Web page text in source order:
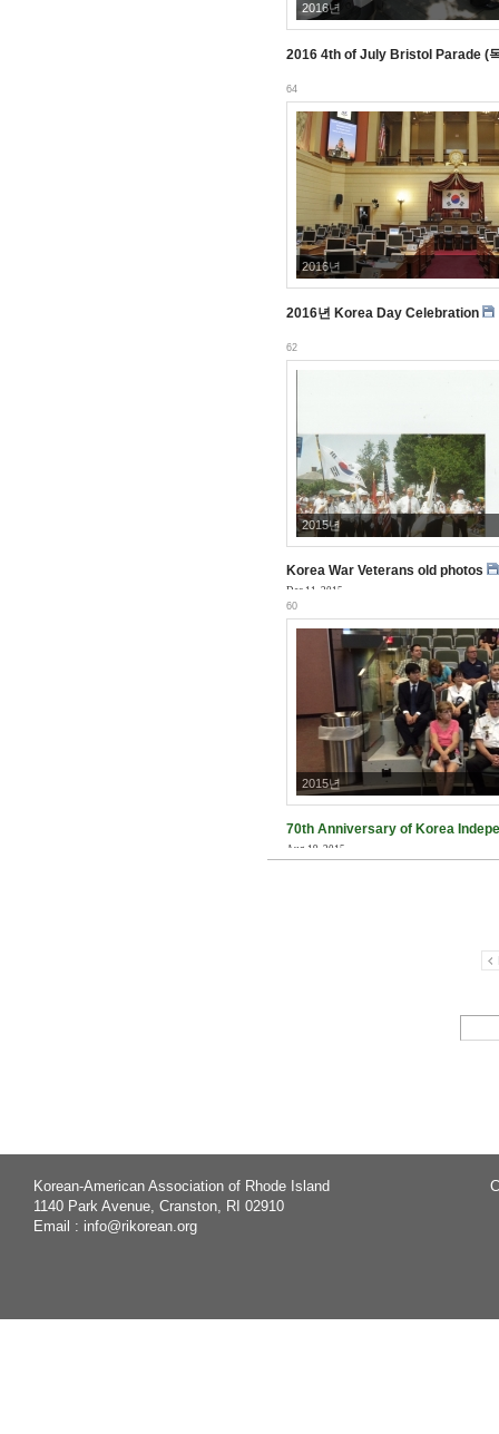
2016년
2016 4th of July Bristol Parade (
64
2016년
2016년 Korea Day Celebration
62
2015년
Korea War Veterans old photos
Dec 11, 2015
60
2015년
70th Anniversary of Korea
Aug 19, 2015
Korean-American Association of Rhode Island
1140 Park Avenue, Cranston, RI 02910
Email : info@rikorean.org